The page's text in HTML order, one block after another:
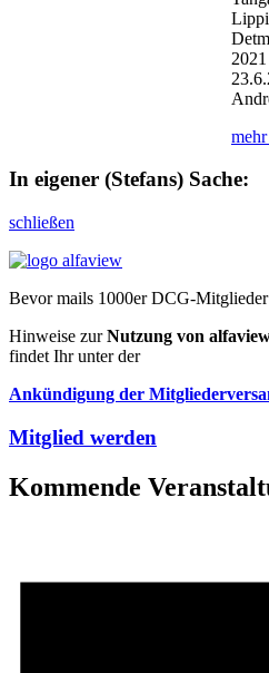
In eigener (Stefans) Sache:
schließen
Bevor mails 1000er DCG-Mitglieder
Hinweise zurNutzung von
findet Ihr unter der
Ankündigung der
Mitglied werden
Kommende